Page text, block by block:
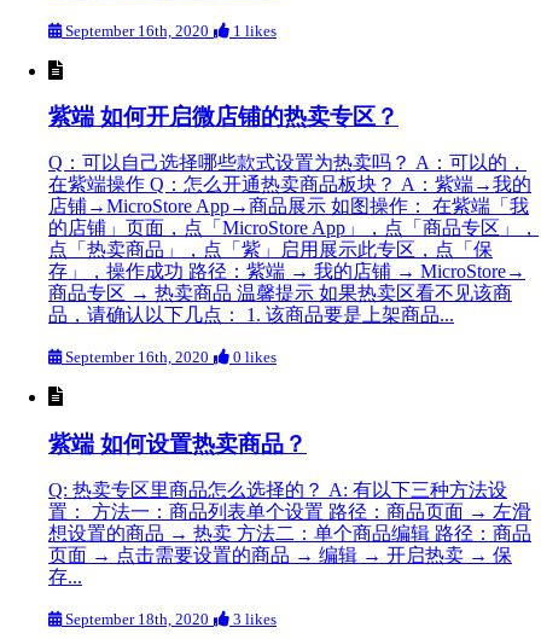
September 16th, 2020 1 likes
紫端 如何开启微店铺的热卖专区？
Q：可以自己选择哪些款式设置为热卖吗？ A：可以的，
在紫端操作 Q：怎么开通热卖商品板块？ A：紫端→我的
店铺→MicroStore App→商品展示 如图操作： 在紫端「我
的店铺」页面，点「MicroStore App」，点「商品专区」，
点「热卖商品」，点「紫」启用展示此专区，点「保
存」，操作成功 路径：紫端 → 我的店铺 → MicroStore→
商品专区 → 热卖商品 温馨提示 如果热卖区看不见该商
品，请确认以下几点： 1. 该商品要是上架商品...
September 16th, 2020 0 likes
紫端 如何设置热卖商品？
Q: 热卖专区里商品怎么选择的？ A: 有以下三种方法设
置： 方法一：商品列表单个设置 路径：商品页面 → 左滑
想设置的商品 → 热卖 方法二：单个商品编辑 路径：商品
页面 → 点击需要设置的商品 → 编辑 → 开启热卖 → 保
存...
September 18th, 2020 3 likes